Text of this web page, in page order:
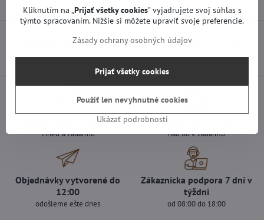
Predchádzajúci produkt Nasledujúci produkt
Osobný odber v Trenčíne
ihneď a zadarmo
Doprava len za 2,90 €
nad 60 € zadarmo
Objednávky vytvorené do
12:00
odošleme ešte dnes
Zákaznícka podpora 7 dní v
týždni
od 08:00 do 18:00
Kliknutím na „ Prijať všetky cookies" vyjadrujete svoj súhlas s
týmto spracovaním. Nižšie si môžete upraviť svoje preferencie.
Zásady ochrany osobných údajov
Ukázať podrobnosti
Prijať všetky cookies
Použiť len nevyhnutné cookies